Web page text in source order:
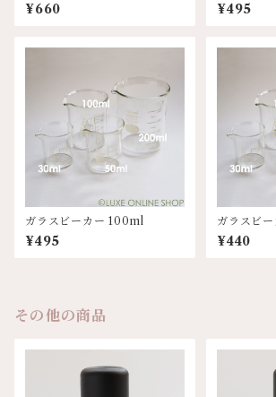
¥660 ¥495
ガラスビーカー 100ml
¥495
ガラスビ
¥440
その他の商品